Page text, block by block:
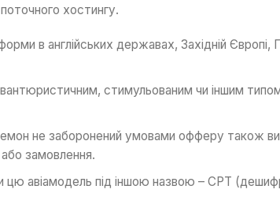
хостингу.
в англійських державах, Західній Європі,
стимульованим чи іншим
не заборонений умовами офферу також
замовлення.
авіамодель під іншою назвою – CPT